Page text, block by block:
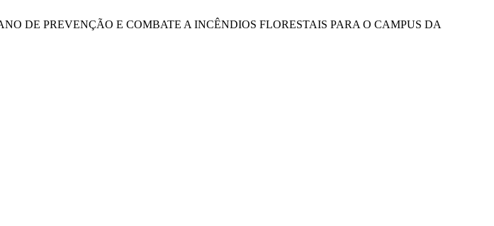
DE PREVENÇÃO E COMBATE A INCÊNDIOS FLORESTAIS PARA O CAMPUS DA